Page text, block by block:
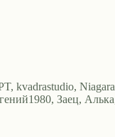
Заец,